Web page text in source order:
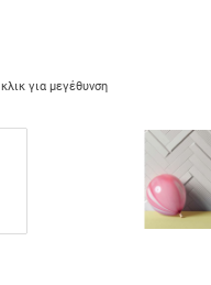
για μεγέθυνση